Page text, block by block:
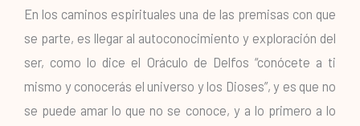
En los caminos espirituales una de las premisas con que
se parte, es llegar al autoconocimiento y exploración del
ser, como lo dice el Oráculo de Delfos “conócete a ti
mismo y conocerás el universo y los Dioses”, y es que no
se puede amar lo que no se conoce, y a lo primero a lo